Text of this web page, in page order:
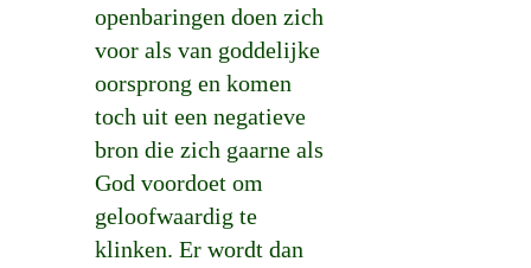
openbaringen doen zich
voor als van goddelijke
oorsprong en komen
toch uit een negatieve
bron die zich gaarne als
God voordoet om
geloofwaardig te
klinken. Er wordt dan